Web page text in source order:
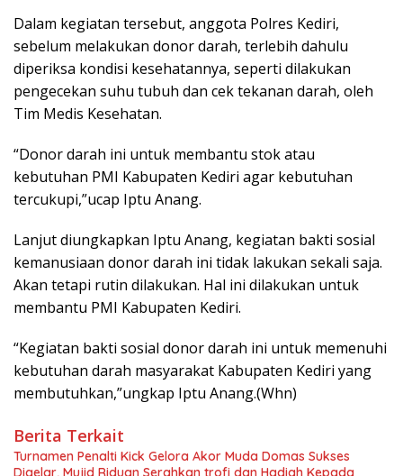
Dalam kegiatan tersebut, anggota Polres Kediri,
sebelum melakukan donor darah, terlebih dahulu
diperiksa kondisi kesehatannya, seperti dilakukan
pengecekan suhu tubuh dan cek tekanan darah, oleh
Tim Medis Kesehatan.
“Donor darah ini untuk membantu stok atau
kebutuhan PMI Kabupaten Kediri agar kebutuhan
tercukupi,”ucap Iptu Anang.
Lanjut diungkapkan Iptu Anang, kegiatan bakti sosial
kemanusiaan donor darah ini tidak lakukan sekali saja.
Akan tetapi rutin dilakukan. Hal ini dilakukan untuk
membantu PMI Kabupaten Kediri.
“Kegiatan bakti sosial donor darah ini untuk memenuhi
kebutuhan darah masyarakat Kabupaten Kediri yang
membutuhkan,”ungkap Iptu Anang.(Whn)
Berita Terkait
Turnamen Penalti Kick Gelora Akor Muda Domas Sukses
Digelar, Mujid Riduan Serahkan trofi dan Hadiah Kepada